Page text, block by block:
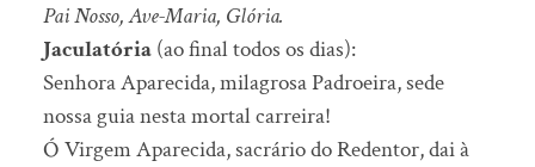
Pai Nosso, Ave-Maria, Glória.
Jaculatória(ao final todos os dias):
Senhora Aparecida, milagrosa Padroeira, sede
nossa guia nesta mortal carreira!
Ó Virgem Aparecida, sacrário do Redentor, dai à